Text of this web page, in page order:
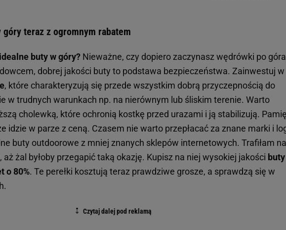
góry teraz z ogromnym rabatem
buty w góry? Nieważne, czy dopiero zaczynasz wędrówki po
dobrej jakości buty to podstawa bezpieczeństwa. Zainwestuj w
, które charakteryzują się przede wszystkim dobrą przyczepnością do
w trudnych warunkach np. na nierównym lub śliskim terenie. Warto
cholewką, które ochronią kostkę przed urazami i ją stabilizują.
idzie w parze z ceną. Czasem nie warto przepłacać za znane marki i
buty outdoorowe z mniej znanych sklepów internetowych. Trafiłam na
żal byłoby przegapić taką okazję. Kupisz na niej wysokiej jakości buty
o 80%. Te perełki kosztują teraz prawdziwe grosze, a sprawdzą się w